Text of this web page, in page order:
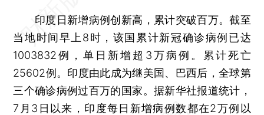
印度日新增病例创新高，累计突破百万。截至
当地时间早上8时，该国累计新冠确诊病例已达
1003832例，单日新增超3万病例。累计死亡
25602例。印度由此成为继美国、巴西后，全球第
三个确诊病例过百万的国家。据新华社报道统计，
7月3日以来，印度每日新增病例数都在2万例以